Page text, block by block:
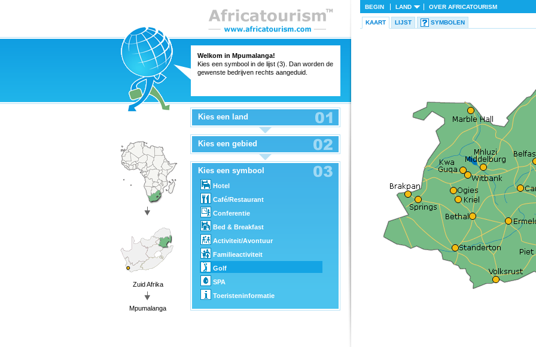
Welkom in Mpumalanga!
Kies een symbool in de lijst (3). Dan worden de
gewenste bedrijven rechts aangeduid.
Zuid Afrika
Mpumalanga
Kies een land
Kies een gebied
Kies een symbool
Hotel
Café/Restaurant
Conferentie
Bed & Breakfast
Activiteit/Avontuur
Familieactiviteit
Golf
SPA
Toeristeninformatie
BEGIN LAND OVER AFRICATOURISM
KAART LIJST SYMBOLEN